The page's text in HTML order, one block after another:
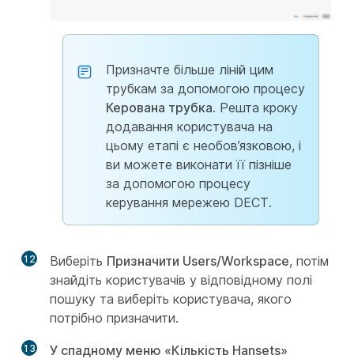
Призначте більше ліній цим
трубкам за допомогою процесу
Керована трубка. Решта кроку
додавання користувача на
цьому етапі є необов’язковою, і
ви можете виконати її пізніше
за допомогою процесу
керування мережею DECT.
12 Виберіть Призначити Users/Workspace, потім
знайдіть користувачів у відповідному полі
пошуку та виберіть користувача, якого
потрібно призначити.
13
У спадному меню «Кількість Hansets»